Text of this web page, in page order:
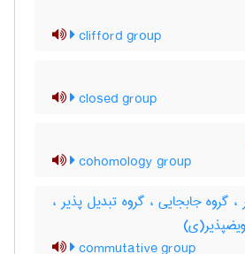
clifford group
closed group
cohomology group
گروه جابجایی ، گروه تبدیل پذیر ،
commutative group